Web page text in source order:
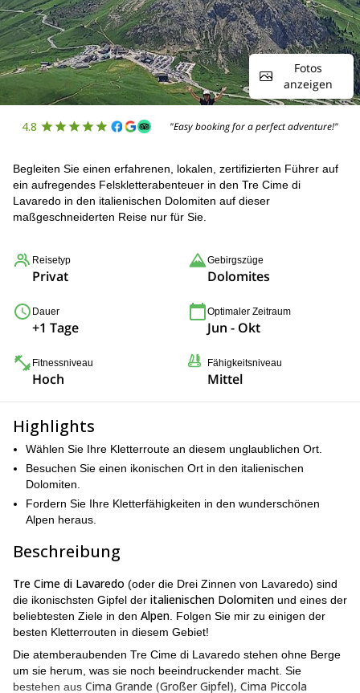
Fotos
anzeigen
4.8 "Easy booking for a perfect adventure!"
Begleiten Sie einen erfahrenen, lokalen, zertifizierten Führer auf
ein aufregendes Felskletterabenteuer in den Tre Cime di
Lavaredo in den italienischen Dolomiten auf dieser
maßgeschneiderten Reise nur für Sie.
Reisetyp
Privat
Gebirgszüge
Dolomites
Dauer
+1 Tage
Optimaler Zeitraum
Jun - Okt
Fitnessniveau
Hoch
Fähigkeitsniveau
Mittel
Highlights
Wählen Sie Ihre Kletterroute an diesem unglaublichen Ort.
Besuchen Sie einen ikonischen Ort in den italienischen
Dolomiten.
Fordern Sie Ihre Kletterfähigkeiten in den wunderschönen
Alpen heraus.
Beschreibung
Tre Cime di Lavaredo (oder die Drei Zinnen von Lavaredo) sind
die ikonischsten Gipfel der italienischen Dolomiten und eines der
beliebtesten Ziele in den Alpen . Folgen Sie mir zu einigen der
besten Kletterrouten in diesem Gebiet!
Die atemberaubenden Tre Cime di Lavaredo stehen ohne Berge
um sie herum, was sie noch beeindruckender macht. Sie
bestehen aus Cima Grande (Großer Gipfel), Cima Piccola